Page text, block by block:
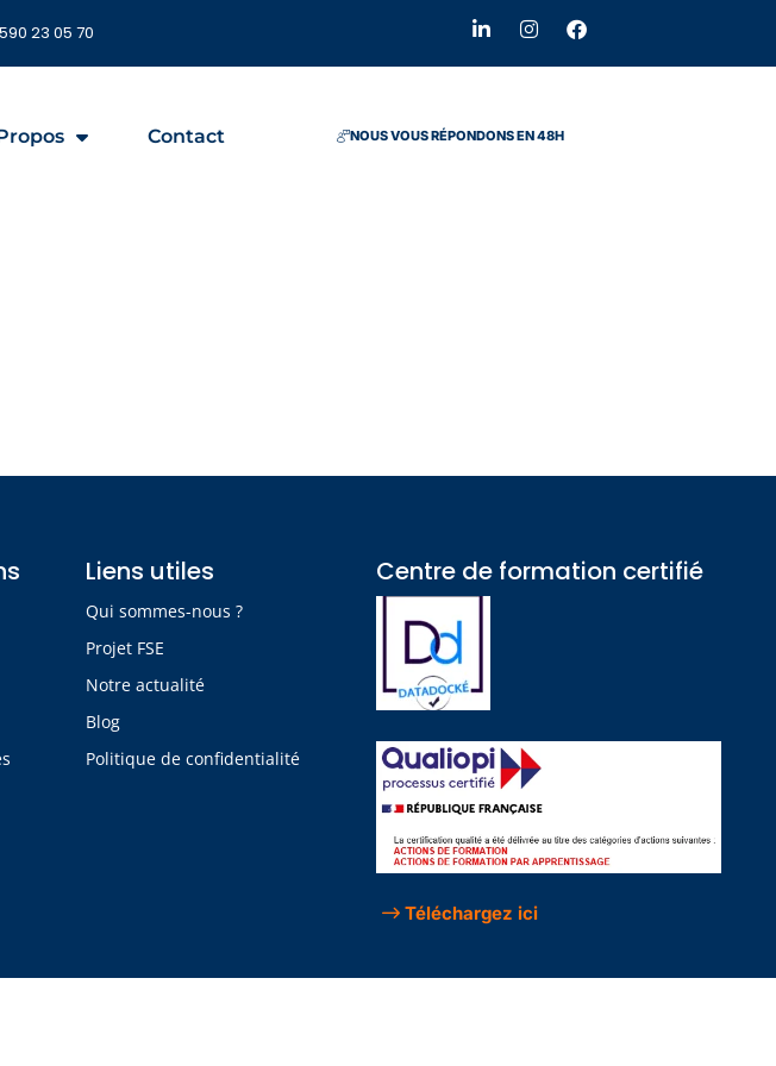
23 05 70
Contact NOUS VOUS RÉPONDONS EN 48H
Liens utiles
Qui sommes-nous ?
Projet FSE
Notre actualité
Blog
Politique de confidentialité
Centre de formation certifié​
Téléchargez ici